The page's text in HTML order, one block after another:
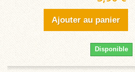
Ajouter au panier
Disponible